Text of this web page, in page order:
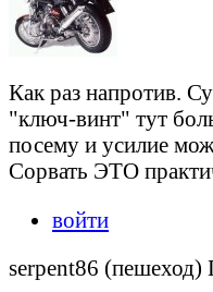
Как раз напротив.
"ключ-винт" тут
посему и усилие
Сорвать ЭТО
войти
serpent86